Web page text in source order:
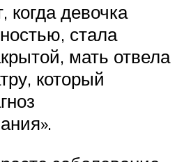
когда девочка
стала
мать отвела
который